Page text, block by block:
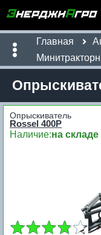
Главная
Опрыскиватель
Rossel 400P
Наличие:на складе